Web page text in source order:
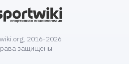
2016-2026
защищены